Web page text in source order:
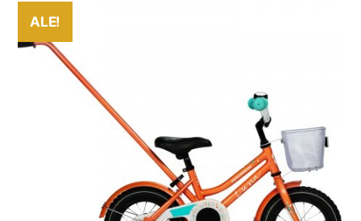
ALE!